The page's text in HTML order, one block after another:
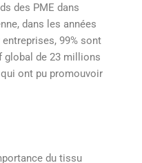
des PME dans
dans les années
99% sont
global de 23 millions
ont pu promouvoir
du tissu